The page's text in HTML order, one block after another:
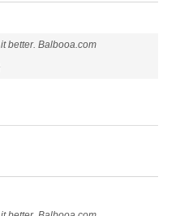
better. Balbooa.com